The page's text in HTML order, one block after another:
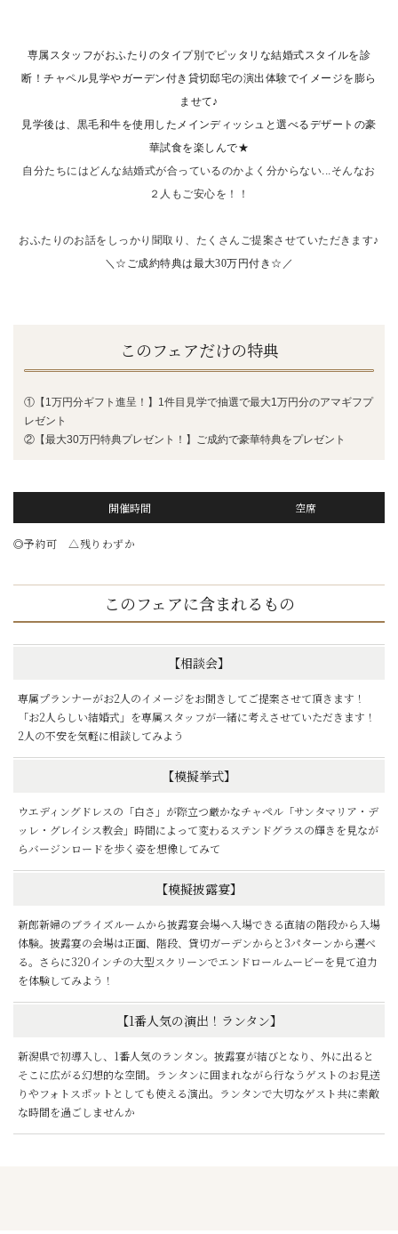
専属スタッフがおふたりのタイプ別でピッタリな結婚式スタイルを診
断！チャペル見学やガーデン付き貸切邸宅の演出体験でイメージを膨ら
ませて♪
見学後は、黒毛和牛を使用したメインディッシュと選べるデザートの豪
華試食を楽しんで★
自分たちにはどんな結婚式が合っているのかよく分からない...そんなお
２人もご安心を！！
おふたりのお話をしっかり聞取り、たくさんご提案させていただきます♪
＼☆ご成約特典は最大30万円付き☆／
このフェアだけの特典
①【1万円分ギフト進呈！】1件目見学で抽選で最大1万円分のアマギフプ
レゼント
②【最大30万円特典プレゼント！】ご成約で豪華特典をプレゼント
開催時間 空席
◎予約可 △残りわずか
このフェアに含まれるもの
【相談会】
専属プランナーがお2人のイメージをお聞きしてご提案させて頂きます！
「お2人らしい結婚式」を専属スタッフが一緒に考えさせていただきます！
2人の不安を気軽に相談してみよう
【模擬挙式】
ウエディングドレスの「白さ」が際立つ厳かなチャペル「サンタマリア・デ
ッレ・グレイシス教会」時間によって変わるステンドグラスの輝きを見なが
らバージンロードを歩く姿を想像してみて
【模擬披露宴】
新郎新婦のブライズルームから披露宴会場へ入場できる直結の階段から入場
体験。披露宴の会場は正面、階段、貸切ガーデンからと3パターンから選べ
る。さらに320インチの大型スクリーンでエンドロールムービーを見て迫力
を体験してみよう！
【1番人気の演出！ランタン】
新潟県で初導入し、1番人気のランタン。披露宴が結びとなり、外に出ると
そこに広がる幻想的な空間。ランタンに囲まれながら行なうゲストのお見送
りやフォトスポットとしても使える演出。ランタンで大切なゲスト共に素敵
な時間を過ごしませんか